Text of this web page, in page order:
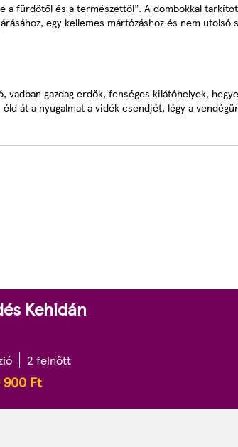
a fürdőtől és a természettől”. A dombokkal
egy kellemes mártózáshoz és nem
gazdag erdők, fenséges kilátóhelyek,
át a nyugalmat a vidék csendjét, légy a
Kehidán
2 felnőtt
900 Ft